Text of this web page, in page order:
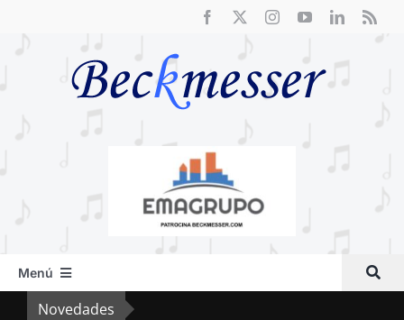
Menú
InicioNovedades